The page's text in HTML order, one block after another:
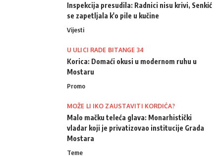
Inspekcija presudila: Radnici nisu krivi, Senkić
se zapetljala k'o pile u kučine
Vijesti
U ULICI RADE BITANGE 34
Korica: Domaći okusi u modernom ruhu u
Mostaru
Promo
MOŽE LI IKO ZAUSTAVITI KORDIĆA?
Malo mačku teleća glava: Monarhistički
vladar koji je privatizovao institucije Grada
Mostara
Teme